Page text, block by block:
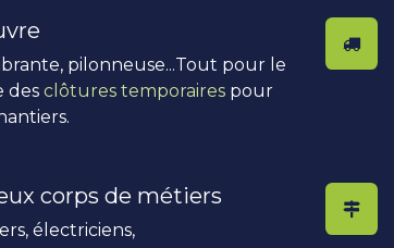
pilonneuse...Tout pour le
des clôtures temporaires pour
corps de métiers
électriciens,